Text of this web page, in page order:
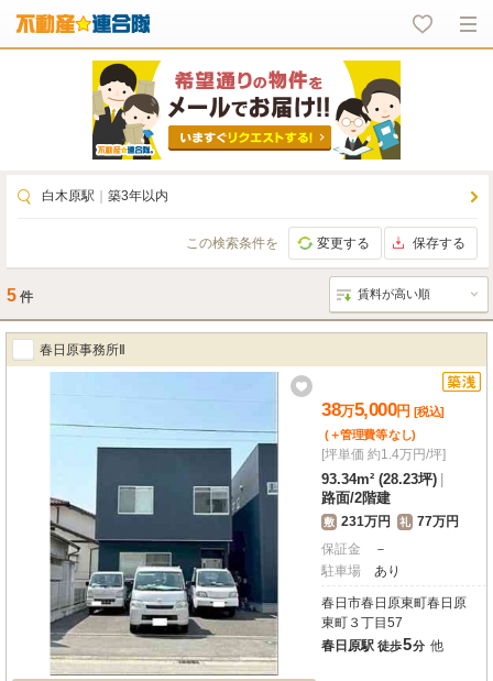
白木原駅 築3年以内
この検索条件を 変更する 保存する
5 件
春日原事務所Ⅱ
38万5,000円 [税込]
(＋管理費等なし)
[坪単価 約1.4万円/坪]
93.34m² (28.23坪)
路面/2階建
敷 231万円 礼 77万円
保証金
－
駐車場
あり
春日市春日原東町春日原
東町３丁目57
春日原駅 徒歩5分 他